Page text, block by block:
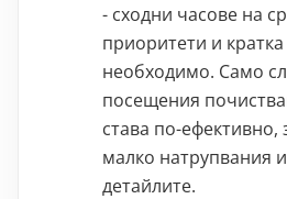
- сходни часове на
приоритети и
необходимо. Само
посещения
става по-
малко натрупвания
детайлите.